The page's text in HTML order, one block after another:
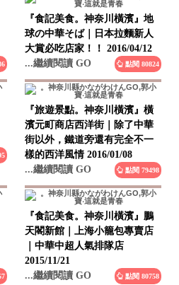
『食記美食。神奈川橫濱』地
球の中華そば｜日本拉麵新人
大賞必吃店家！！ 2016/04/12
...繼續閱讀 GO
點閱 80824
『旅遊景點。神奈川橫濱』橫
濱元町商店西洋街｜除了中華
街以外，鐵道旁還有完全不一
樣的西洋風情 2016/01/08
...繼續閱讀 GO
點閱 79498
『食記美食。神奈川橫濱』鵬
天閣新館｜上海小籠包專賣店
｜中華中超人氣排隊店
2015/11/21
...繼續閱讀 GO